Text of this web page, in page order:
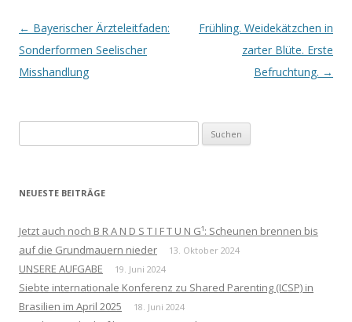
Beitrags-
Navigation
← Bayerischer Ärzteleitfaden:
Sonderformen Seelischer
Misshandlung
Frühling. Weidekätzchen in
zarter Blüte. Erste
Befruchtung. →
nach:
NEUESTE BEITRÄGE
Jetzt auch noch B R A N D S T I F T U N G¹: Scheunen brennen bis
auf die Grundmauern nieder
13. Oktober 2024
UNSERE AUFGABE 19. Juni 2024
Siebte internationale Konferenz zu Shared Parenting (ICSP) in
Brasilien im April 2025
18. Juni 2024